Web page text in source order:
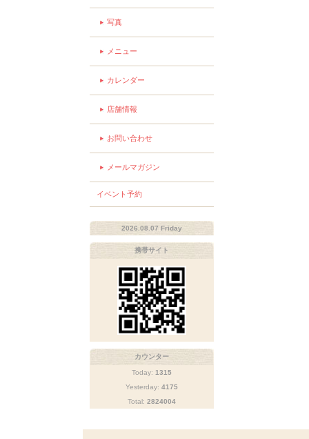
写真
メニュー
カレンダー
店舗情報
お問い合わせ
メールマガジン
イベント予約
2026.08.07 Friday
携帯サイト
カウンター
Today: 1315
Yesterday: 4175
Total: 2824004